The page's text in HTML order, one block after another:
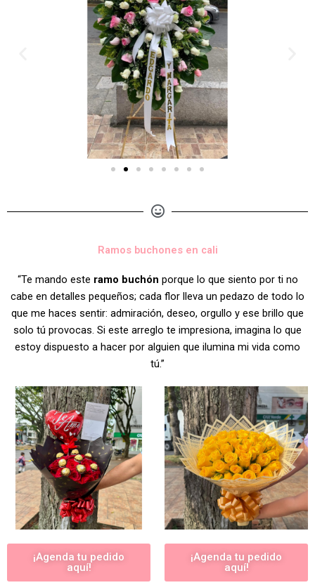
Ramos buchones en cali
“Te mando este ramo buchón porque lo que siento por ti no
cabe en detalles pequeños; cada flor lleva un pedazo de todo lo
que me haces sentir: admiración, deseo, orgullo y ese brillo que
solo tú provocas. Si este arreglo te impresiona, imagina lo que
estoy dispuesto a hacer por alguien que ilumina mi vida como
tú.”
¡Agenda tu pedido
aquí!
¡Agenda tu pedido
aquí!